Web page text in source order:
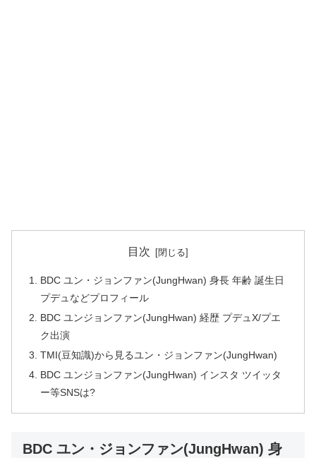
目次
BDC ユン・ジョンファン(JungHwan) 身長 年齢 誕生日
プデュなどプロフィール
BDC ユンジョンファン(JungHwan) 経歴 プデュX/プエ
ク出演
TMI(豆知識)から見るユン・ジョンファン(JungHwan)
BDC ユンジョンファン(JungHwan) インスタ ツイッタ
ー等SNSは?
BDC ユン・ジョンファン(JungHwan) 身